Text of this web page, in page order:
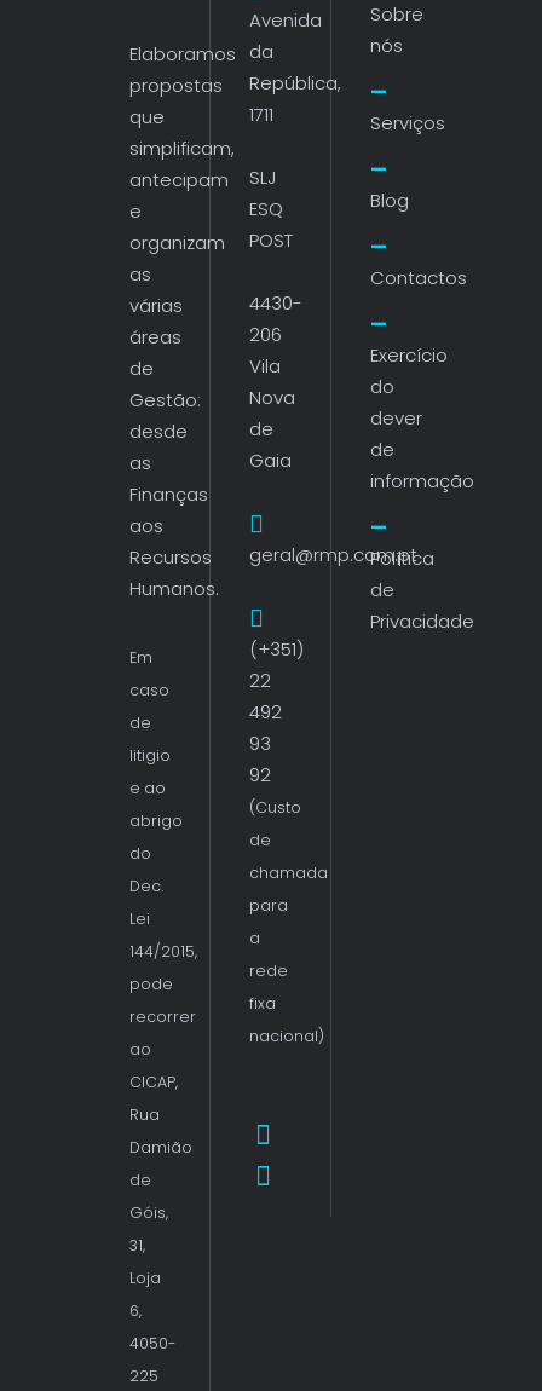
Elaboramos
propostas
que
simplificam,
antecipam
e
organizam
as
várias
áreas
de
Gestão:
desde
as
Finanças
aos
Recursos
Humanos.
Em
caso
de
litigio
e ao
abrigo
do
Dec.
Lei
144/2015,
pode
recorrer
ao
CICAP,
Rua
Damião
de
Góis,
31,
Loja
6,
4050-
225
Avenida
da
República,
1711
SLJ
ESQ
POST
4430-
206
Vila
Nova
de
Gaia
geral@rmp.com.pt
(+351)
22
492
93
92
(Custo
de
chamada
para
a
rede
fixa
nacional)
Sobre
nós
Serviços
Blog
Contactos
Exercício
do
dever
de
informação
Política
de
Privacidade